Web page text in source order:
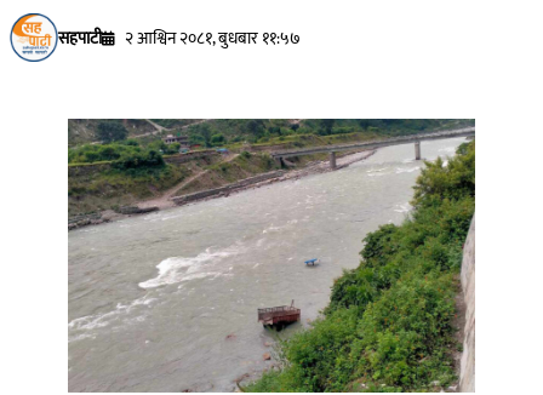
सहपाटी २ आश्विन २०८१, बुधबार ११:५७